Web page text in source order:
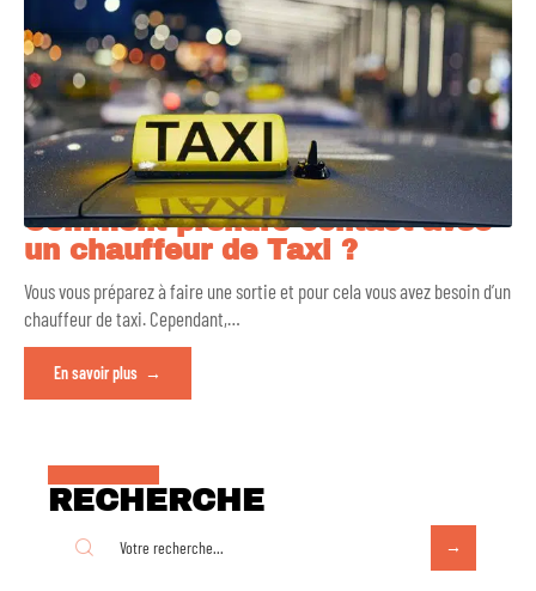
Comment prendre contact avec
un chauffeur de Taxi ?
Vous vous préparez à faire une sortie et pour cela vous avez besoin d’un
chauffeur de taxi. Cependant,…
En savoir plus
RECHERCHE